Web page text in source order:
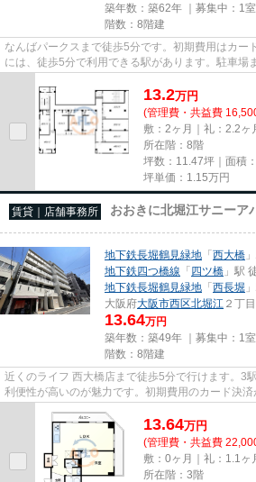
築年数：築62年 ｜募集中： 1室
階数：8階建
なんばパークスまで徒歩5分です。初期費用はカー
には、徒歩5分で利用できる駅があります。駐車場
13.2万円
(管理費・共益費
敷：2ヶ月｜礼：2.2ヶ
所在階：8階
坪数：11.47坪｜面積
坪単価： 1.15万円
賃貸｜店舗事務所 おおきに北堀江サニーア
地下鉄長堀鶴見緑地 「西大橋
地下鉄四つ橋線 「四ツ橋 」駅
地下鉄長堀鶴見緑地 「西長堀
大阪府大阪市西区北堀江 ２丁目
13.64万円
築年数：築49年 ｜募集中： 1室
階数：8階建
近くのライフ 西大橋店まで徒歩5分で行けます。3
利便性が高いのが魅力です。初期費用のカード決済
離は300mです。周辺には、徒...
13.64万円
(管理費・共益費
敷：0ヶ月｜礼：1.1ヶ
所在階：3階